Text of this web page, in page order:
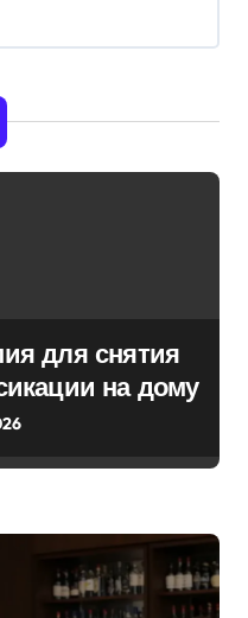
для снятия
на дому